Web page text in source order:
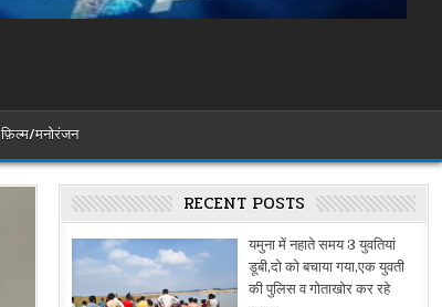
फ़िल्म/मनोरंजन
RECENT POSTS
यमुना में नहाते समय 3 युवतियां
डूबी,दो को बचाया गया,एक युवती
की पुलिस व गोताखोर कर रहे